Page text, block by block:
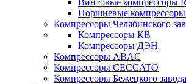
Винтовые компрессоры
Поршневые компрессоры
Компрессоры Челябинского
Компрессоры КВ
Компрессоры ДЭН
Компрессоры ABAC
Компрессоры CECCATO
Компрессоры Бежецкого завода